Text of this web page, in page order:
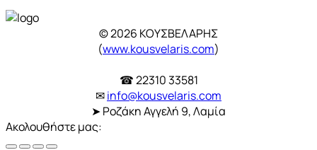
© 2026 ΚΟΥΣΒΕΛΑΡΗΣ
(www.kousvelaris.com)
☎ 22310 33581
✉info@kousvelaris.com
➤ Ροζάκη Αγγελή 9, Λαμία
Ακολουθήστε μας: